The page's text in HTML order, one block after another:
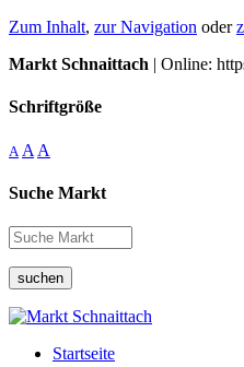
Zum Inhalt, zur Navigation oder
Markt Schnaittach | Online:
Schriftgröße
A A A
Suche Markt
suchen
Startseite